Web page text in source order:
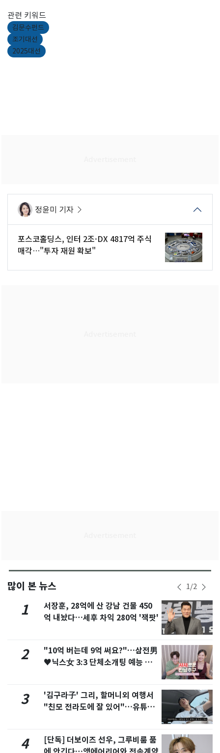
관련 키워드
김문수펀드
조기대선
2025대선
정윤미 기자
포스코홀딩스, 인터 2조·DX 4817억 주식
매각…"투자 재원 확보"
많이 본 뉴스 1/2
1
서장훈, 28억에 산 강남 건물 450
억 내놨다…세후 차익 280억 '잭팟'
2
"10억 버는데 9억 써요?"…삼전男
♥닉스女 3:3 단체소개팅 예능 화
3
'김구라子' 그리, 할머니외 여행서
"친모 전라도에 잘 있어"…유튜브
4
[단독] 더보이즈 선우, 그루비룸 품